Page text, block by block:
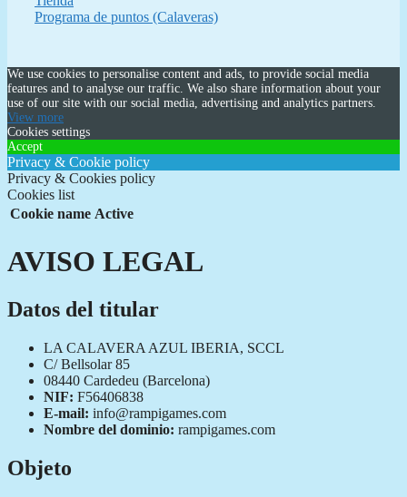
Programa de puntos (Calaveras)
We use cookies to personalise content and ads, to provide social media
features and to analyse our traffic. We also share information about your
use of our site with our social media, advertising and analytics partners.
View more
Cookies settings
Accept
Privacy & Cookie policy
Privacy & Cookies policy
Cookies list
Cookie name Active
AVISO LEGAL
Datos del titular
LA CALAVERA AZUL IBERIA, SCCL
C/ Bellsolar 85
08440 Cardedeu (Barcelona)
NIF: F56406838
E-mail: info@rampigames.com
Nombre del dominio: rampigames.com
Objeto